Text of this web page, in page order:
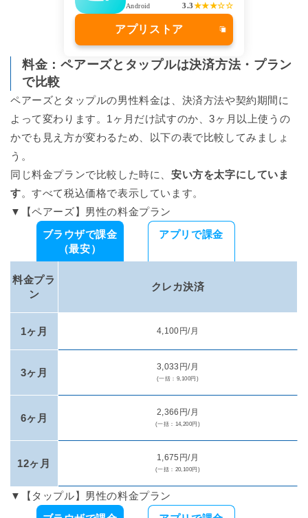
Android 3.3★★★☆☆
アプリストア
料金：ペアーズとタップルは決済方法・プラン
で比較
ペアーズとタップルの男性料金は、決済方法や契約期間に
よって変わります。1ヶ月だけ試すのか、3ヶ月以上使うの
かでも見え方が変わるため、以下の表で比較してみましょ
う。
同じ料金プランで比較した時に、 安い方を太字にしていま
す。すべて税込価格で表示しています。
▼【ペアーズ】男性の料金プラン
ブラウザで課金
（最安）
アプリで課金
料金プラ
ン
クレカ決済
1ヶ月 4,100円/月
3ヶ月 3,033円/月
(一括：9,100円)
6ヶ月 2,366円/月
(一括：14,200円)
12ヶ月 1,675円/月
(一括：20,100円)
▼【タップル】男性の料金プラン